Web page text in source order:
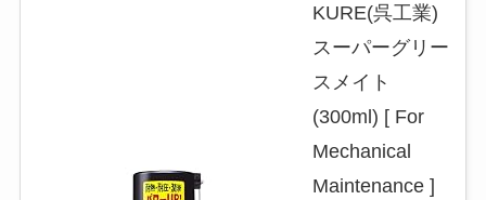
KURE(呉工業)
スーパーグリー
スメイト
(300ml) [ For
Mechanical
Maintenance ]